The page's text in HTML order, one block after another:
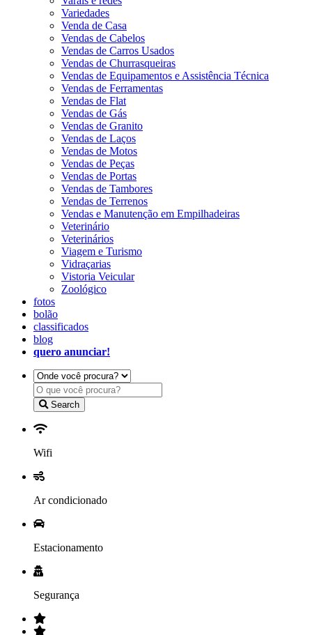
Variedades
Venda de Casa
Vendas de Cabelos
Vendas de Carros Usados
Vendas de Churrasqueiras
Vendas de Equipamentos e Assistência Técnica
Vendas de Ferramentas
Vendas de Flat
Vendas de Gás
Vendas de Granito
Vendas de Laços
Vendas de Motos
Vendas de Peças
Vendas de Portas
Vendas de Tambores
Vendas de Terrenos
Vendas e Manutenção em Empilhadeiras
Veterinário
Veterinários
Viagem e Turismo
Vidraçarias
Vistoria Veicular
Zoológico
fotos
bolão
classificados
blog
quero anunciar!
Search
Wifi
Ar condicionado
Estacionamento
Segurança